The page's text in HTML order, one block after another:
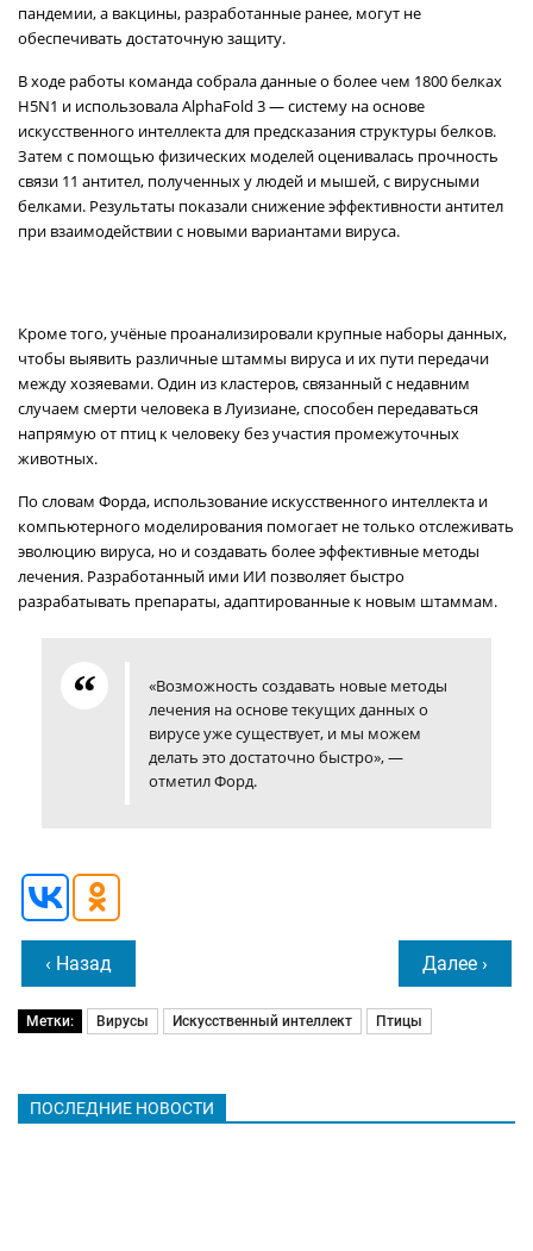
пандемии, а вакцины, разработанные ранее, могут не
обеспечивать достаточную защиту.
В ходе работы команда собрала данные о более чем 1800 белках
H5N1 и использовала AlphaFold 3 — систему на основе
искусственного интеллекта для предсказания структуры белков.
Затем с помощью физических моделей оценивалась прочность
связи 11 антител, полученных у людей и мышей, с вирусными
белками. Результаты показали снижение эффективности антител
при взаимодействии с новыми вариантами вируса.
Кроме того, учёные проанализировали крупные наборы данных,
чтобы выявить различные штаммы вируса и их пути передачи
между хозяевами. Один из кластеров, связанный с недавним
случаем смерти человека в Луизиане, способен передаваться
напрямую от птиц к человеку без участия промежуточных
животных.
По словам Форда, использование искусственного интеллекта и
компьютерного моделирования помогает не только отслеживать
эволюцию вируса, но и создавать более эффективные методы
лечения. Разработанный ими ИИ позволяет быстро
разрабатывать препараты, адаптированные к новым штаммам.
«Возможность создавать новые методы
лечения на основе текущих данных о
вирусе уже существует, и мы можем
делать это достаточно быстро», —
отметил Форд.
‹ Назад Далее ›
Метки: Вирусы Искусственный интеллект Птицы
ПОСЛЕДНИЕ НОВОСТИ